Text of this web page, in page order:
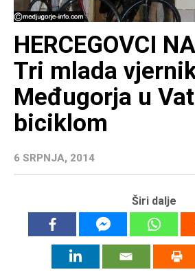
HERCEGOVCI
Tri mlada
Međugorja u
biciklom
6 SRPNJA, 2014
Širi dalje